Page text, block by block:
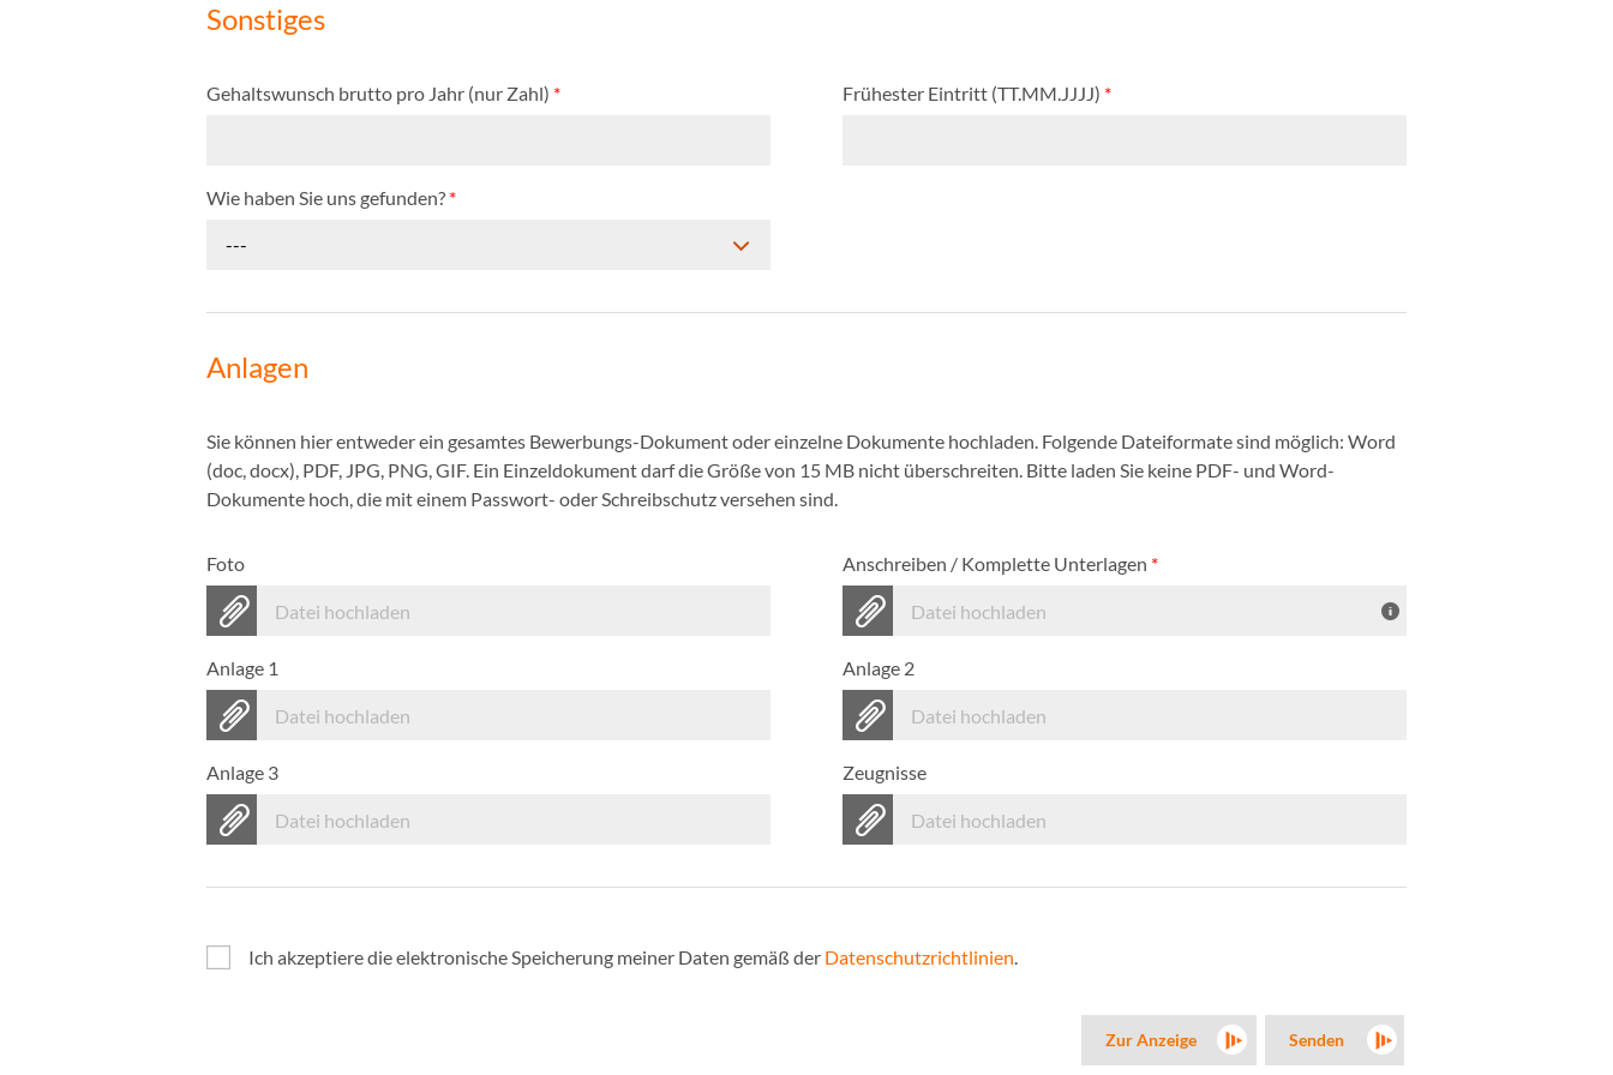
Sonstiges
Gehaltswunsch brutto pro Jahr (nur Zahl) * Frühester Eintritt (TT.MM.JJJJ) *
Wie haben Sie uns gefunden? *
---
Anlagen
Sie können hier entweder ein gesamtes Bewerbungs-Dokument oder einzelne Dokumente hochladen. Folgende Dateiformate sind möglich: Word
(doc, docx), PDF, JPG, PNG, GIF. Ein Einzeldokument darf die Größe von 15 MB nicht überschreiten. Bitte laden Sie keine PDF- und Word-
Dokumente hoch, die mit einem Passwort- oder Schreibschutz versehen sind.
Foto
Datei hochladen
Anschreiben / Komplette Unterlagen *
Datei hochladen
Anlage 1
Datei hochladen
Anlage 2
Datei hochladen
Anlage 3
Datei hochladen
Zeugnisse
Datei hochladen
Ich akzeptiere die elektronische Speicherung meiner Daten gemäß der Datenschutzrichtlinien.
Zur Anzeige Senden